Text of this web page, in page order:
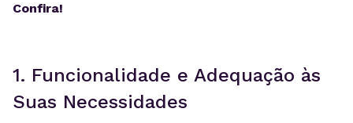
Confira!
1. Funcionalidade e Adequação às
Suas Necessidades